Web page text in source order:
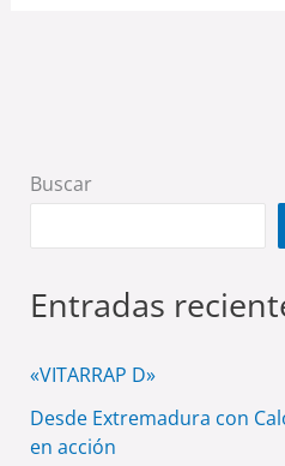
Buscar
Entradas
«VITARRAP D»
Desde Extremadura con
en acción